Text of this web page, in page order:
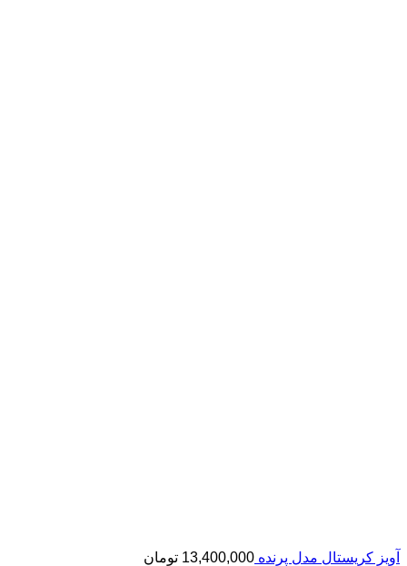
آویز کریستال مدل پرنده 13,400,000 تومان